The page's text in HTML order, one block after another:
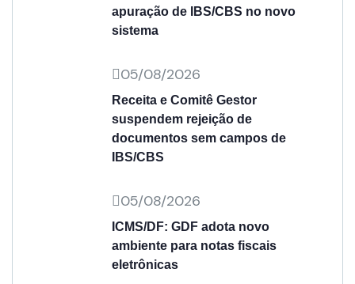
apuração de IBS/CBS no novo
sistema
05/08/2026
Receita e Comitê Gestor
suspendem rejeição de
documentos sem campos de
IBS/CBS
05/08/2026
ICMS/DF: GDF adota novo
ambiente para notas fiscais
eletrônicas